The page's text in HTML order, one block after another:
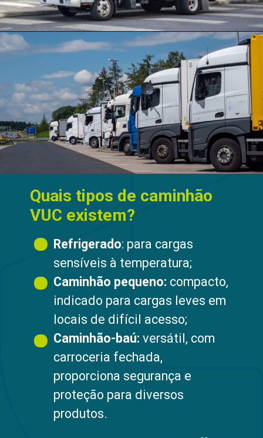
Quais tipos de caminhão
VUC existem?
Refrigerado: para cargas
sensíveis à temperatura;
Caminhão pequeno: compacto,
indicado para cargas leves em
locais de difícil acesso;
Caminhão-baú:versátil, com
carroceria fechada,
proporciona segurança e
proteção para diversos
produtos.